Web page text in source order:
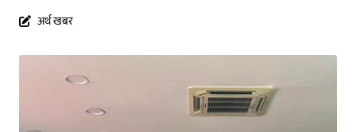
अर्थ खबर